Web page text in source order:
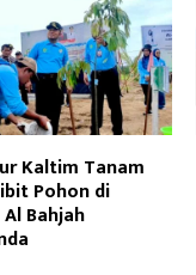
Kaltim Tanam
Pohon di
Bahjah